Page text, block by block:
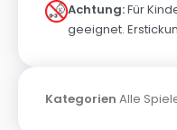
Achtung:Für
geeignet.
Kategorien Alle